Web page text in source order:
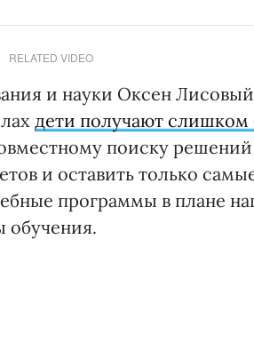
RELATED VIDEO
и науки Оксен Лисовый
дети получают
поиску
и оставить только
программы в плане